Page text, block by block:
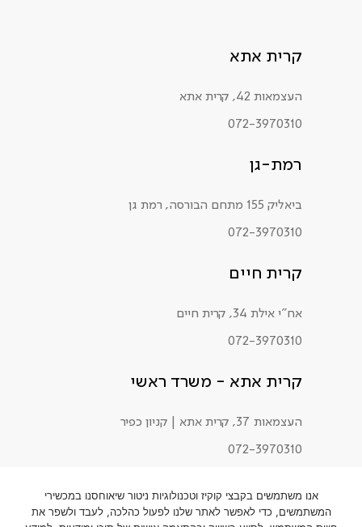
קרית אתא
העצמאות 42, קרית אתא
072-3970310
רמת-גן
ביאליק 155 מתחם הבורסה, רמת גן
072-3970310
קרית חיים
אח"י אילת 34, קרית חיים
072-3970310
קרית אתא - משרד ראשי
העצמאות 37, קרית אתא | קניון כפיר
072-3970310
אנו משתמשים בקבצי קוקיז וטכנולוגיות ניטור שיאוחסנו במכשירי
המשתמשים, כדי לאפשר לאתר שלנו לפעול כהלכה, לעבד ולשפר את